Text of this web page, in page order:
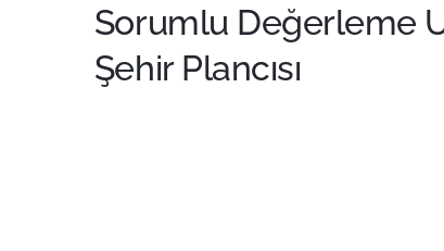
Sorumlu Değerleme
Şehir Plancısı